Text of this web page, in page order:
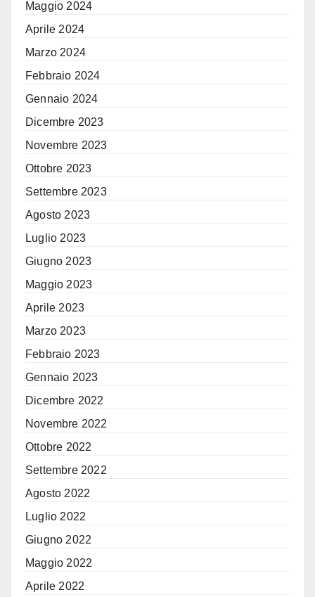
Maggio 2024
Aprile 2024
Marzo 2024
Febbraio 2024
Gennaio 2024
Dicembre 2023
Novembre 2023
Ottobre 2023
Settembre 2023
Agosto 2023
Luglio 2023
Giugno 2023
Maggio 2023
Aprile 2023
Marzo 2023
Febbraio 2023
Gennaio 2023
Dicembre 2022
Novembre 2022
Ottobre 2022
Settembre 2022
Agosto 2022
Luglio 2022
Giugno 2022
Maggio 2022
Aprile 2022